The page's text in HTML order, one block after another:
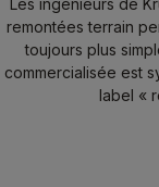
remontées terrain
toujours plus
commercialisée est
label «